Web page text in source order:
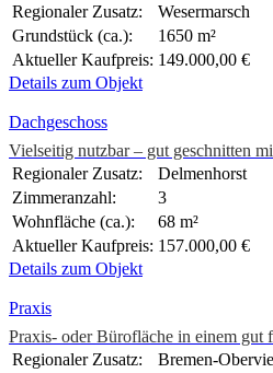
Regionaler Zusatz:
Wesermarsch
Grundstück (ca.):
1650 m²
Aktueller Kaufpreis: 149.000,00 €
Details zum Objekt
Dachgeschoss
Vielseitig nutzbar – gut geschnitten
Regionaler Zusatz:
Delmenhorst
Zimmeranzahl:
3
Wohnfläche (ca.):
68 m²
Aktueller Kaufpreis: 157.000,00 €
Details zum Objekt
Praxis
Praxis- oder Bürofläche in einem gut
Regionaler Zusatz:
Bremen-